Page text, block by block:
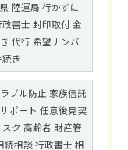
陸運局 行かずに
書士 封印取付 金
代行 希望ナンバ
き
ブル防止 家族信託
ポート 任意後見契
ク 高齢者 財産管
続相談 行政書士 相